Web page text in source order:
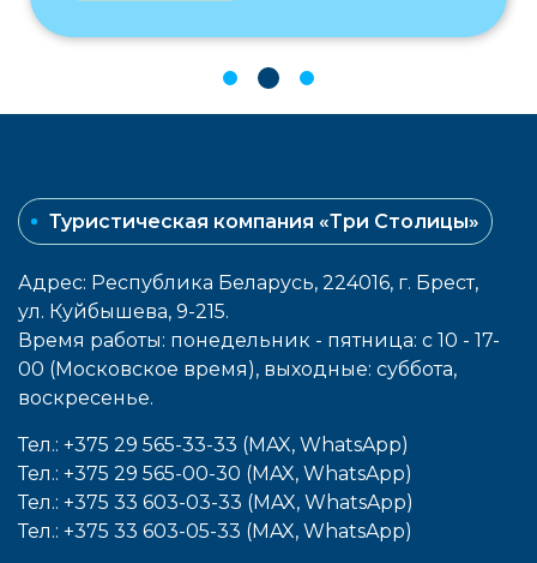
Туристическая компания «Три Столицы»
Адрес: Республика Беларусь, 224016, г. Брест,
ул. Куйбышева, 9-215.
Время работы: понедельник - пятница: с 10 - 17-
00 (Московское время), выходные: cуббота,
воcкресенье.
Тел.: +375 29 565-33-33 (MAX, WhatsApp)
Тел.: +375 29 565-00-30 (MAX, WhatsApp)
Тел.: +375 33 603-03-33 (MAX, WhatsApp)
Тел.: +375 33 603-05-33 (MAX, WhatsApp)